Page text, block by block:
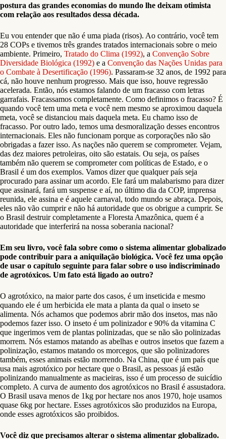
postura das grandes economias do mundo lhe deixam otimista
com relação aos resultados dessa década.
Eu vou entender que não é uma piada (risos). Ao contrário, você tem
28 COPs e tivemos três grandes tratados internacionais sobre o meio
ambiente. Primeiro, Tratado do Clima (1992), a Convenção Sobre
Diversidade Biológica (1992) e a Convenção das Nações Unidas para
o Combate à Desertificação (1996). Passaram-se 32 anos, de 1992 para
cá, não houve nenhum progresso. Mais que isso, houve regressão
acelerada. Então, nós estamos falando de um fracasso com letras
garrafais. Fracassamos completamente. Como definimos o fracasso? É
quando você tem uma meta e você nem mesmo se aproximou daquela
meta, você se distanciou mais daquela meta. Eu chamo isso de
fracasso. Por outro lado, temos uma desmoralização desses encontros
internacionais. Eles não funcionam porque as corporações não são
obrigadas a fazer isso. As nações não querem se comprometer. Vejam,
das dez maiores petroleiras, oito são estatais. Ou seja, os países
também não querem se comprometer com políticas de Estado, e o
Brasil é um dos exemplos. Vamos dizer que qualquer país seja
procurado para assinar um acordo. Ele fará um malabarismo para dizer
que assinará, fará um suspense e aí, no último dia da COP, imprensa
reunida, ele assina e é aquele carnaval, todo mundo se abraça. Depois,
eles não vão cumprir e não há autoridade que os obrigue a cumprir. Se
o Brasil destruir completamente a Floresta Amazônica, quem é a
autoridade que interferirá na nossa soberania nacional?
Em seu livro, você fala sobre como o sistema alimentar globalizado
pode contribuir para a aniquilação biológica. Você fez uma opção
de usar o capítulo seguinte para falar sobre o uso indiscriminado
de agrotóxicos. Um fato está ligado ao outro?
O agrotóxico, na maior parte dos casos, é um inseticida e mesmo
quando ele é um herbicida ele mata a planta da qual o inseto se
alimenta. Nós achamos que podemos abrir mão dos insetos, mas não
podemos fazer isso. O inseto é um polinizador e 90% da vitamina C
que ingerimos vem de plantas polinizadas, que se não são polinizadas
morrem. Nós estamos matando as abelhas e outros insetos que fazem a
polinização, estamos matando os morcegos, que são polinizadores
também, esses animais estão morrendo. Na China, que é um país que
usa mais agrotóxico por hectare que o Brasil, as pessoas já estão
polinizando manualmente as macieiras, isso é um processo de suicídio
completo. A curva de aumento dos agrotóxicos no Brasil é assustadora.
O Brasil usava menos de 1kg por hectare nos anos 1970, hoje usamos
quase 6kg por hectare. Esses agrotóxicos são produzidos na Europa,
onde esses agrotóxicos são proibidos.
Você diz que precisamos alterar o sistema alimentar globalizado.